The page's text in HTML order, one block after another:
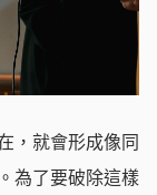
，就會形成像同
為了要破除這樣